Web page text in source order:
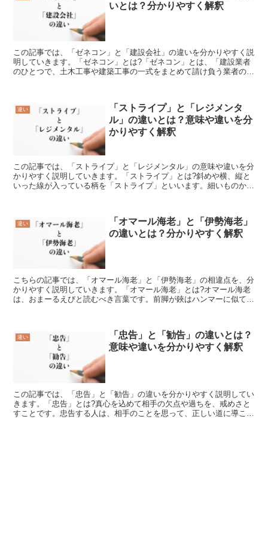
いとは？分かりやすく解釈
この記事では、「ゼネコン」と「建設会社」の違いを分かりやすく説
明していきます。「ゼネコン」とは?「ゼネコン」とは、「建設業者
のひとつで、土木工事や建築工事の一式をまとめて請け負う業者のこ
違い
「ストライプ」と「レジメンタ
ル」の違いとは？意味や違いを分
かりやすく解釈
この記事では、「ストライプ」と「レジメンタル」の意味や違いを分
かりやすく説明していきます。「ストライプ」とは?斜めや横、縦と
いった線が入っている柄を「ストライプ」といいます。細いものから
違い
「オマール海老」と「伊勢海老」
の違いとは？分かりやすく解釈
こちらの記事では、「オマール海老」と「伊勢海老」の相違点を、分
かりやすく説明していきます。「オマール海老」とは?オマール海老
は、おまーるえびと読むべき言葉です。前脚が鋏はハンマーに似てい
違い
「忠告」と「勧告」の違いとは？
意味や違いを分かりやすく解釈
この記事では、「忠告」と「勧告」の違いを分かりやすく説明してい
きます。「忠告」とは?真心を込めて相手の欠点や過ちを、戒めさと
すことです。忠告する人は、相手のことを思って、正しい道に導こう